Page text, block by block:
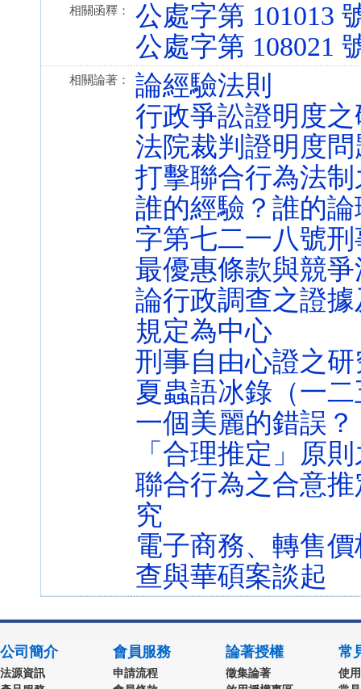
相關函釋：
公處字第 101013
公處字第 108021
相關論著：
論經驗法則
行政爭訟證明度
法院裁判證明度
打擊聯合行為法
誰的經驗？誰的
字第七二一八號
最優惠條款與競
論行政調查之證
規定為中心
刑事自由心證之研
夏蟲語冰錄（一
一個美麗的錯誤
「合理推定」原
聯合行為之合意
究
電子商務、轉售
查與華碩案談起
公司簡介
法源資訊
會員服務
申請流程
論著授權
徵集論著
常
使